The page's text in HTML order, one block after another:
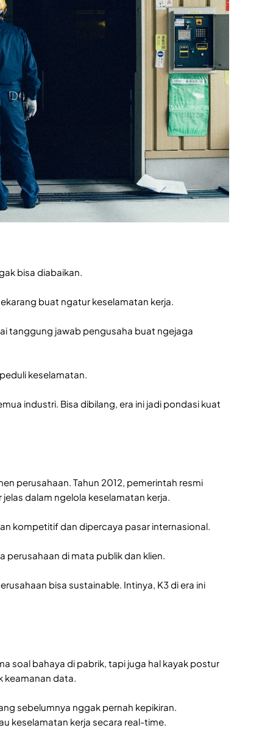
bisa diabaikan.
buat ngatur keselamatan kerja.
tanggung jawab pengusaha buat ngejaga
keselamatan.
industri. Bisa dibilang, era ini jadi pondasi kuat
perusahaan. Tahun 2012, pemerintah resmi
dalam ngelola keselamatan kerja.
kompetitif dan dipercaya pasar internasional.
perusahaan di mata publik dan klien.
bisa sustainable. Intinya, K3 di era ini
soal bahaya di pabrik, tapi juga hal kayak postur
keamanan data.
sebelumnya nggak pernah kepikiran.
keselamatan kerja secara real-time.